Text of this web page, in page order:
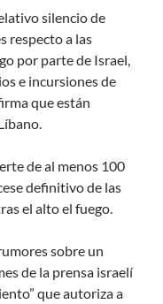
silencio de
respecto a las
por parte de Israel,
e incursiones de
que están
de al menos 100
definitivo de las
el alto el fuego.
sobre un
de la prensa israelí
que autoriza a